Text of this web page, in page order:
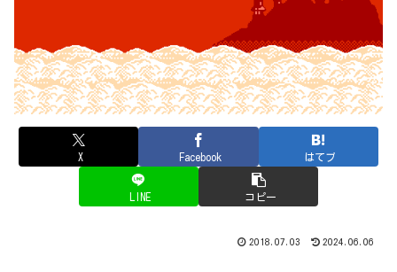
X Facebook はてブ
LINE コピー
2018.07.03 2024.06.06